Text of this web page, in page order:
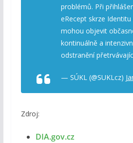
problémů. Při
eRecept skrze
mohou objevit
kontinuálně a
odstranění
— SÚKL (@SUKLcz)
Zdroj:
DIA.gov.cz